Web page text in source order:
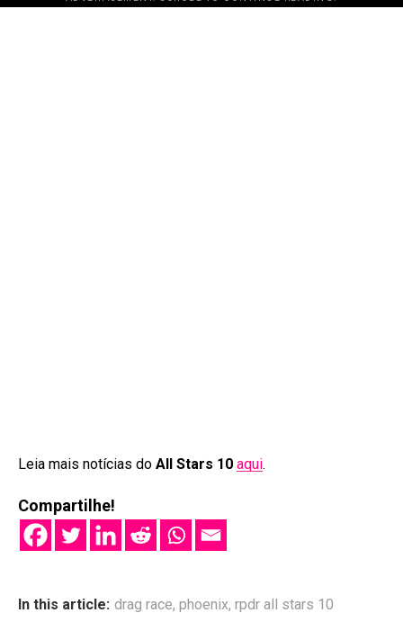
Leia mais notícias do All Stars 10 aqui.
Compartilhe!
In this article: drag race, phoenix, rpdr all stars 10